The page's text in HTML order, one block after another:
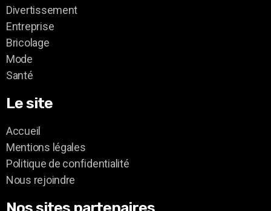
Divertissement
Entreprise
Bricolage
Mode
Santé
Le site
Accueil
Mentions légales
Politique de confidentialité
Nous rejoindre